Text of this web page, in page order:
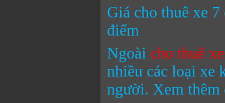
Giá cho thuê xe
điểm
Ngoài cho thuê
nhiều các loại xe
người. Xem thêm